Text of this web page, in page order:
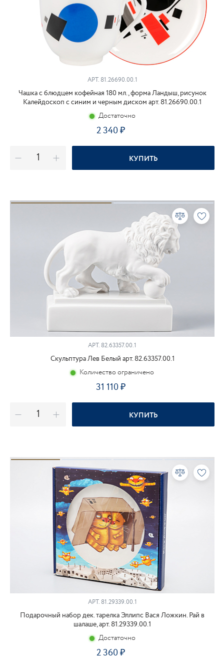
АРТ.81.26690.00.1
Чашка с блюдцем кофейная 180 мл., форма Ландыш, рисунок
Калейдоскоп с синим и черным диском арт. 81.26690.00.1
Достаточно
2 340
КУПИТЬ
АРТ. 82.63357.00.1
Скульптура Лев Белый арт. 82.63357.00.1
Количество ограничено
31 110
КУПИТЬ
АРТ.81.29339.00.1
Подарочный набор дек. тарелка Эллипс Вася Ложкин. Рай в
шалаше, арт. 81.29339.00.1
Достаточно
2 360